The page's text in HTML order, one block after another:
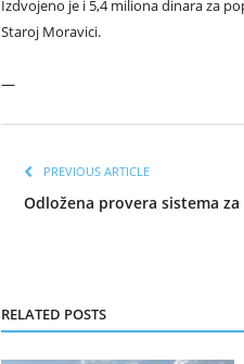
Izdvojeno je i 5,4 miliona dinara za
Staroj Moravici.
—
PREVIOUS ARTICLE
Odložena provera sistema
RELATED POSTS